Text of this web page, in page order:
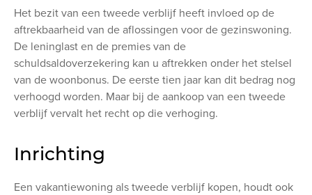
Het bezit van een tweede verblijf heeft invloed op de
aftrekbaarheid van de aflossingen voor de gezinswoning.
De leninglast en de premies van de
schuldsaldoverzekering kan u aftrekken onder het stelsel
van de woonbonus. De eerste tien jaar kan dit bedrag nog
verhoogd worden. Maar bij de aankoop van een tweede
verblijf vervalt het recht op die verhoging.
Inrichting
Een vakantiewoning als tweede verblijf kopen, houdt ook